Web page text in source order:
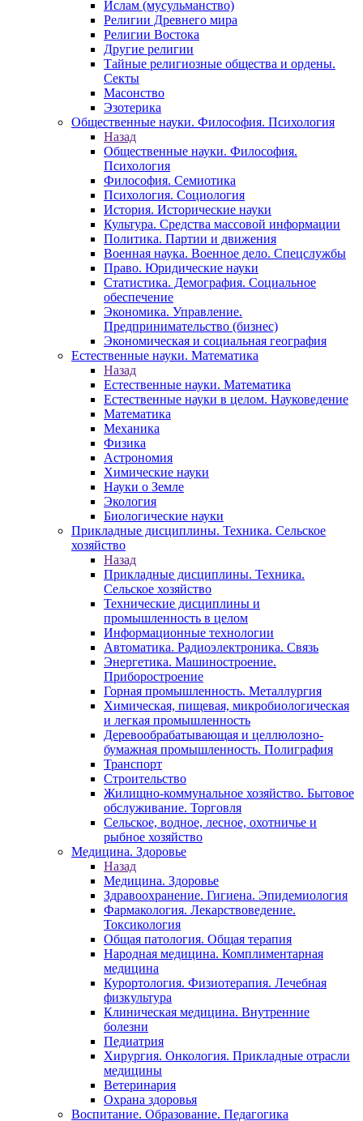
Ислам (мусульманство)
Религии Древнего мира
Религии Востока
Другие религии
Тайные религиозные общества и ордены.
Секты
Масонство
Эзотерика
Общественные науки. Философия. Психология
Назад
Общественные науки. Философия.
Психология
Философия. Семиотика
Психология. Социология
История. Исторические науки
Культура. Средства массовой информации
Политика. Партии и движения
Военная наука. Военное дело. Спецслужбы
Право. Юридические науки
Статистика. Демография. Социальное
обеспечение
Экономика. Управление.
Предпринимательство (бизнес)
Экономическая и социальная география
Естественные науки. Математика
Назад
Естественные науки. Математика
Естественные науки в целом. Науковедение
Математика
Механика
Физика
Астрономия
Химические науки
Науки о Земле
Экология
Биологические науки
Прикладные дисциплины. Техника. Сельское
хозяйство
Назад
Прикладные дисциплины. Техника.
Сельское хозяйство
Технические дисциплины и
промышленность в целом
Информационные технологии
Автоматика. Радиоэлектроника. Связь
Энергетика. Машиностроение.
Приборостроение
Горная промышленность. Металлургия
Химическая, пищевая, микробиологическая
и легкая промышленность
Деревообрабатывающая и целлюлозно-
бумажная промышленность. Полиграфия
Транспорт
Строительство
Жилищно-коммунальное хозяйство. Бытовое
обслуживание. Торговля
Сельское, водное, лесное, охотничье и
рыбное хозяйство
Медицина. Здоровье
Назад
Медицина. Здоровье
Здравоохранение. Гигиена. Эпидемиология
Фармакология. Лекарствоведение.
Токсикология
Общая патология. Общая терапия
Народная медицина. Комплиментарная
медицина
Курортология. Физиотерапия. Лечебная
физкультура
Клиническая медицина. Внутренние
болезни
Педиатрия
Хирургия. Онкология. Прикладные отрасли
медицины
Ветеринария
Охрана здоровья
Воспитание. Образование. Педагогика